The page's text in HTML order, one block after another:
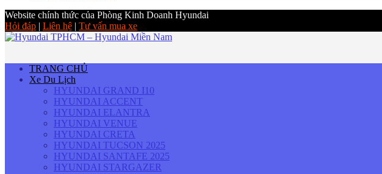
Website chính thức của Phòng Kinh Doanh Hyundai
Hỏi đáp | Liên hệ | Tư vấn mua xe
TRANG CHỦ
Xe Du Lịch
HYUNDAI GRAND I10
HYUNDAI ACCENT
HYUNDAI ELANTRA
HYUNDAI VENUE
HYUNDAI CRETA
HYUNDAI TUCSON 2025
HYUNDAI SANTAFE 2025
HYUNDAI STARGAZER